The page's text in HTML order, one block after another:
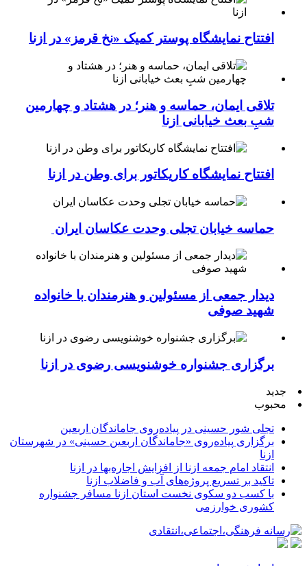
افتتاح نمایشگاه پوستر کمیک «نخ قرمز» در ازنا
تلاقی ایمان، حماسه و هنر؛ در هشتاد و چهارمین
شبِ بعث خیابانی ازنا
افتتاح نمایشگاه کاریکاتور برای وطن در ازنا
حماسه خیابان تجلی وحدت عکاسان ایران
دیدار جمعی از مسئولین و هنرمندان با خانواده
شهید صوفی
برگزاری جشنواره خوشنویسی رضوی در ازنا
جدید
محبوب
تجلی شور حسینی در پیاده‌روی جاماندگان اربعین
برگزاری پیاده‌روی «جاماندگان اربعین حسینی» در شهرستان
ازنا
انتقاد امام جمعه ازنا از افزایش اجاره‌بها در ازنا
تاکید بر تسریع پروژه‌های آب و فاضلاب ازنا
با کسب دو سکوی نخست استان ازنا مسافر جشنواره
کشوری خوارزمی